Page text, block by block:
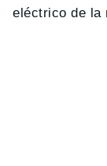
eléctrico de la